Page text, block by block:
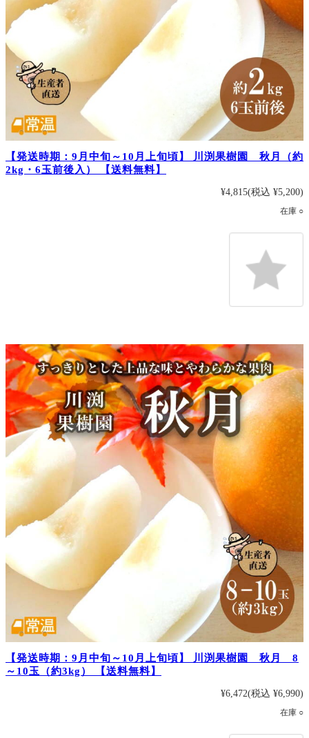
【発送時期：9月中旬～10月上旬頃】 川渕果樹園 秋月（約
2kg・6玉前後入） 【送料無料】
¥4,815(税込 ¥5,200)
在庫 ○
【発送時期：9月中旬～10月上旬頃】 川渕果樹園 秋月 8
～10玉（約3kg） 【送料無料】
¥6,472(税込 ¥6,990)
在庫 ○